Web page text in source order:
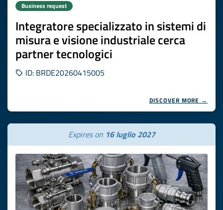
Business request
Integratore specializzato in sistemi di
misura e visione industriale cerca
partner tecnologici
ID: BRDE20260415005
DISCOVER MORE →
Expires on 16 luglio 2027